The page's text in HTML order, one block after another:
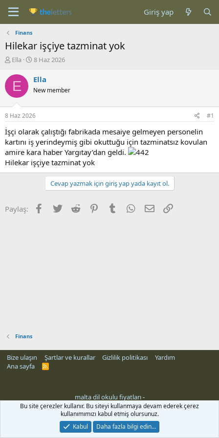
Giriş yap
Finans
Hilekar işçiye tazminat yok
K
n
b
u
u
b
a
ş
l
a
t
a
Ella
B
ş
a
g
ı
ç
a
r
i
h
8 Haz 2026
E Ella
New member
8 Haz 2026 #1
İşçi olarak çalıştığı fabrikada mesaiye gelmeyen personelin
kartını iş yerindeymiş gibi okuttuğu için tazminatsız kovulan
amire kara haber Yargıtay’dan geldi.
Hilekar işçiye tazminat yok
Cevap yazmak için giriş yap yada kayıt ol.
Paylaş: Facebook
Twitter Reddit PinterestTumblr WhatsApp
E-posta
Finans
Bize ulaşın Şartlar ve kurallar Gizlilik politikası
Yardım
Ana sayfa
R
malta dil okulu fiyatları-
Bu site çerezler kullanır. Bu siteyi kullanmaya devam ederek çerez
kullanımımızı kabul etmiş olursunuz.
Kabul
Daha fazla bilgi edin…